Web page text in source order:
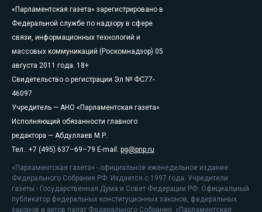
«Парламентская газета» зарегистрировано в
Федеральной службе по надзору в сфере
связи, информационных технологий и
массовых коммуникаций (Роскомнадзор) 05
августа 2011 года. 18+
Свидетельство о регистрации Эл № ФС77-
46097
Учредитель — АНО «Парламентская газета»
Исполняющий обязанности главного
редактора — Абдуллаев М.Р.
Тел.: +7 (495) 637–69–79 E-mail: pg@pnp.ru
«Парламентская газета» - официальное еженедельное издание
Федерального Собрания РФ. Издается с 1997 года. Учредители
газеты - Государственная Дума и Совет Федерации РФ. Официальный
публикатор федеральных конституционных законов, федеральных
законов и актов палат Федерального Собрания. «Парламентская